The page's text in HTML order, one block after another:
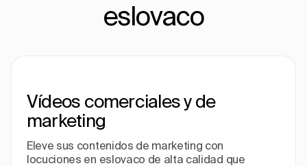
eslovaco
Vídeos comerciales y de
marketing
Eleve sus contenidos de marketing con
locuciones en eslovaco de alta calidad que